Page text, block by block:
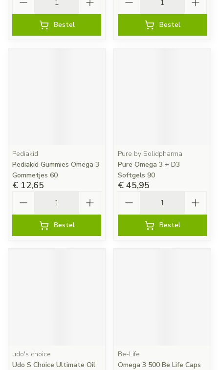
Bestel Bestel
Pediakid
Pediakid Gummies Omega 3
Gommetjes 60
€ 12,65
Bestel
Pure by Solidpharma
Pure Omega 3 + D3
Softgels 90
€ 45,95
Bestel
udo's choice
Udo S Choice Ultimate Oil
Be-Life
Omega 3 500 Be Life Caps